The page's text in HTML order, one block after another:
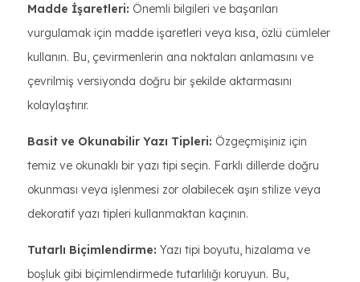
Madde İşaretleri: Önemli bilgileri ve başarıları
vurgulamak için madde işaretleri veya kısa, özlü cümleler
kullanın. Bu, çevirmenlerin ana noktaları anlamasını ve
çevrilmiş versiyonda doğru bir şekilde aktarmasını
kolaylaştırır.
Basit ve Okunabilir Yazı Tipleri: Özgeçmişiniz için
temiz ve okunaklı bir yazı tipi seçin. Farklı dillerde doğru
okunması veya işlenmesi zor olabilecek aşırı stilize veya
dekoratif yazı tipleri kullanmaktan kaçının.
Tutarlı Biçimlendirme: Yazı tipi boyutu, hizalama ve
boşluk gibi biçimlendirmede tutarlılığı koruyun. Bu,